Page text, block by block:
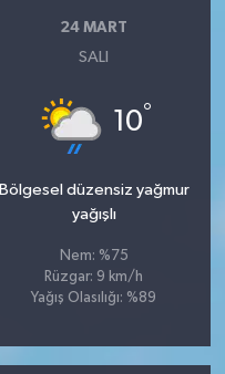
24 MART
SALI
10°
Bölgesel düzensiz yağmur
yağışlı
Nem: %75
Rüzgar: 9 km/h
Yağış Olasılığı: %89